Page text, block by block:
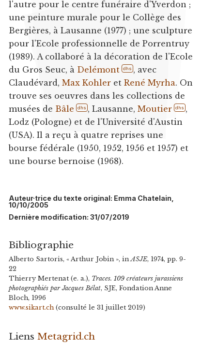
l'autre pour le centre funéraire d'Yverdon ;
une peinture murale pour le Collège des
Bergières, à Lausanne (1977) ; une sculpture
pour l'Ecole professionnelle de Porrentruy
(1989). A collaboré à la décoration de l'Ecole
du Gros Seuc, à Delémont dhs , avec
Claudévard, Max Kohleret René Myrha. On
trouve ses oeuvres dans les collections de
musées de Bâle dhs , Lausanne, Moutier dhs ,
Lodz (Pologne) et de l'Université d'Austin
(USA). Il a reçu à quatre reprises une
bourse fédérale (1950, 1952, 1956 et 1957) et
une bourse bernoise (1968).
Auteur·trice du texte original: Emma Chatelain,
10/10/2005
Dernière modification: 31/07/2019
Bibliographie
Alberto Sartoris, « Arthur Jobin », in ASJE, 1974, pp. 9-
22
Thierry Mertenat (e. a.), Traces. 109 créateurs jurassiens
photographiés par Jacques Bélat, SJE, Fondation Anne
Bloch, 1996
www.sikart.ch(consulté le 31 juillet 2019)
Liens Metagrid.ch